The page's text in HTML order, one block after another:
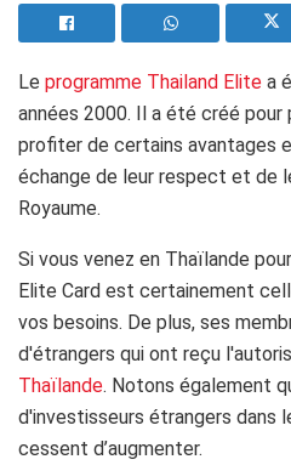
Le programme Thailand Elite a
années 2000. Il a été créé
profiter de certains avantages
échange de leur respect et de
Royaume.
Si vous venez en Thaïlande
Elite Card est certainement
vos besoins. De plus, ses
d'étrangers qui ont reçu
Thaïlande. Notons également
d'investisseurs étrangers dans
cessent d’augmenter.